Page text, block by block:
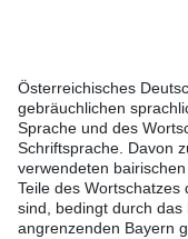
Österreichisches
gebräuchlichen
Sprache und des
Schriftsprache. Davon
verwendeten
Teile des
sind, bedingt durch
angrenzenden Bayern